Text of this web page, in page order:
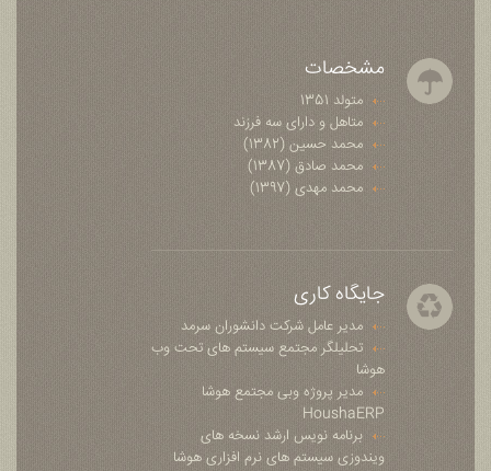
مشخصات
متولد 1351
متاهل و دارای سه فرزند
محمد حسین (1382)
محمد صادق (1387)
محمد مهدی (1397)
جایگاه کاری
مدیر عامل شرکت دانشوران سرمد
تحلیلگر مجتمع سیستم های تحت وب
هوشا
مدیر پروژه وبی مجتمع هوشا
HoushaERP
برنامه نویس ارشد نسخه های
ویندوزی سیستم های نرم افزاری هوشا